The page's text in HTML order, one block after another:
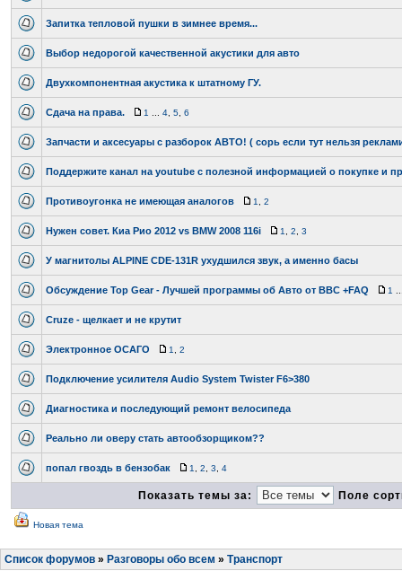
Запитка тепловой пушки в зимнее время...
Выбор недорогой качественной акустики для авто
Двухкомпонентная акустика к штатному ГУ.
Сдача на права. 1 4 5 6
Запчасти и аксесуары с разборок АВТО! ( сорь если тут нельзя
Поддержите канал на youtube с полезной информацией о покупке и
Противоугонка не имеющая аналогов 1 2
Нужен совет. Киа Рио 2012 vs BMW 2008 116i 1 2 3
У магнитолы ALPINE CDE-131R ухудшился звук, а именно басы
Обсуждение Top Gear - Лучшей программы об Авто от ВВС +FAQ 1
Cruze - щелкает и не крутит
Электронное ОСАГО 1 2
Подключение усилителя Audio System Twister F6>380
Диагностика и последующий ремонт велосипеда
Реально ли оверу стать автообзорщиком??
попал гвоздь в бензобак 1 2 3 4
Показать темы за: Поле
Новая тема
Список форумов » Разговоры обо всем » Транспорт